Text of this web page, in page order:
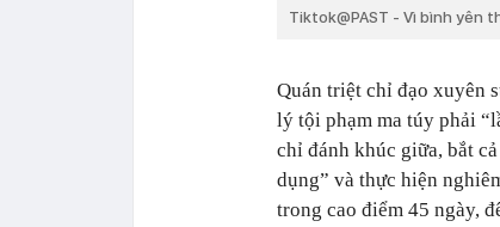
Tiktok@PAST - Vì bình yên
Quán triệt chỉ đạo xuyên
lý tội phạm ma túy phải
chỉ đánh khúc giữa, bắt
dụng” và thực hiện
trong cao điểm 45 ngày,